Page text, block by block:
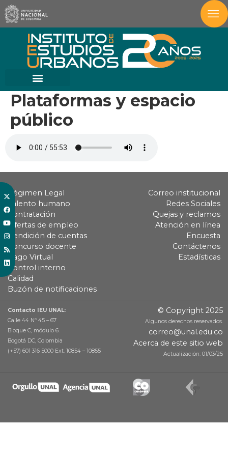
Plataformas y espacio
público
Régimen Legal
Talento humano
Contratación
Ofertas de empleo
Rendición de cuentas
Concurso docente
Pago Virtual
Control interno
Calidad
Buzón de notificaciones
Correo institucional
Redes Sociales
Quejas y reclamos
Atención en línea
Encuesta
Contáctenos
Estadísticas
Contacto IEU UNAL:
Calle 44 Nº 45 – 67
Bloque C, módulo 6.
Bogotá DC, Colombia
(+57) 601 316 5000 Ext. 10854 – 10855
© Copyright 2025
Algunos derechos reservados.
correo@unal.edu.co
Acerca de este sitio web
Actualización: 01/03/25